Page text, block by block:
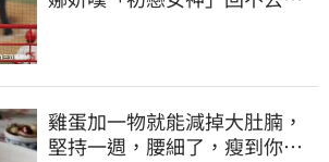
雞蛋加一物就能減掉大肚腩，
堅持一週，腰細了，瘦到你懷